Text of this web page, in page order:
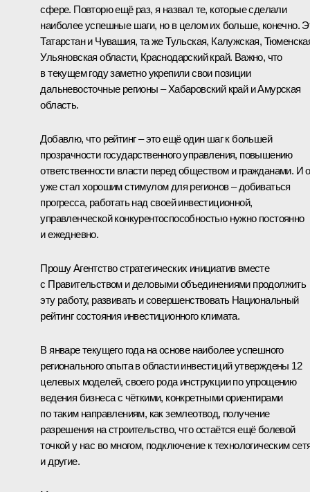
сфере. Повторю ещё раз, я назвал те, которые сделали
наиболее успешные шаги, но в целом их больше, конечно.
Татарстан и Чувашия, та же Тульская, Калужская,
Ульяновская области, Краснодарский край. Важно, что
в текущем году заметно укрепили свои позиции
дальневосточные регионы – Хабаровский край и Амурская
область.
Добавлю, что рейтинг – это ещё один шаг к большей
прозрачности государственного управления, повышению
ответственности власти перед обществом и гражданами. И
уже стал хорошим стимулом для регионов – добиваться
прогресса, работать над своей инвестиционной,
управленческой конкурентоспособностью нужно постоянно
и ежедневно.
Прошу Агентство стратегических инициатив вместе
с Правительством и деловыми объединениями продолжить
эту работу, развивать и совершенствовать Национальный
рейтинг состояния инвестиционного климата.
В январе текущего года на основе наиболее успешного
регионального опыта в области инвестиций утверждены 12
целевых моделей, своего рода инструкции по упрощению
ведения бизнеса с чёткими, конкретными ориентирами
по таким направлениям, как землеотвод, получение
разрешения на строительство, что остаётся ещё болевой
точкой у нас во многом, подключение к технологическим
и другие.